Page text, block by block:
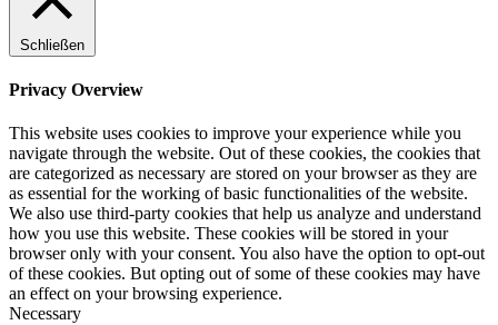
Schließen
Privacy Overview
This website uses cookies to improve your experience while you
navigate through the website. Out of these cookies, the cookies that
are categorized as necessary are stored on your browser as they are
as essential for the working of basic functionalities of the website.
We also use third-party cookies that help us analyze and understand
how you use this website. These cookies will be stored in your
browser only with your consent. You also have the option to opt-out
of these cookies. But opting out of some of these cookies may have
an effect on your browsing experience.
Necessary